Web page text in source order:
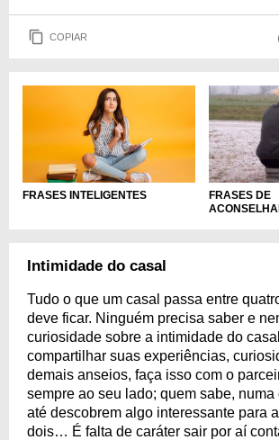
COPIAR
FRASES INTELIGENTES
FRASES DE
Intimidade do casal
Tudo o que um casal passa entre
deve ficar. Ninguém precisa saber e
curiosidade sobre a intimidade do
compartilhar suas experiências,
demais anseios, faça isso com o
sempre ao seu lado; quem sabe,
até descobrem algo interessante para
dois… É falta de caráter sair por aí